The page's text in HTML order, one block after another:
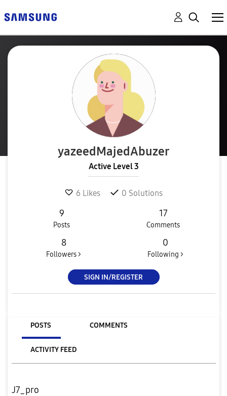
yazeedMajedAbuzer
Active Level 3
6 Likes 0 Solutions
9
Posts
17
Comments
8
Followers >
0
Following >
SIGN IN/REGISTER
POSTS COMMENTS
ACTIVITY FEED
J7_pro